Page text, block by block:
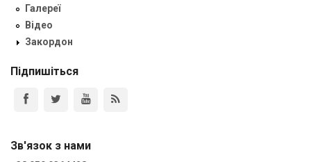
Галереї
Відео
Закордон
Підпишіться
Зв'язок з нами